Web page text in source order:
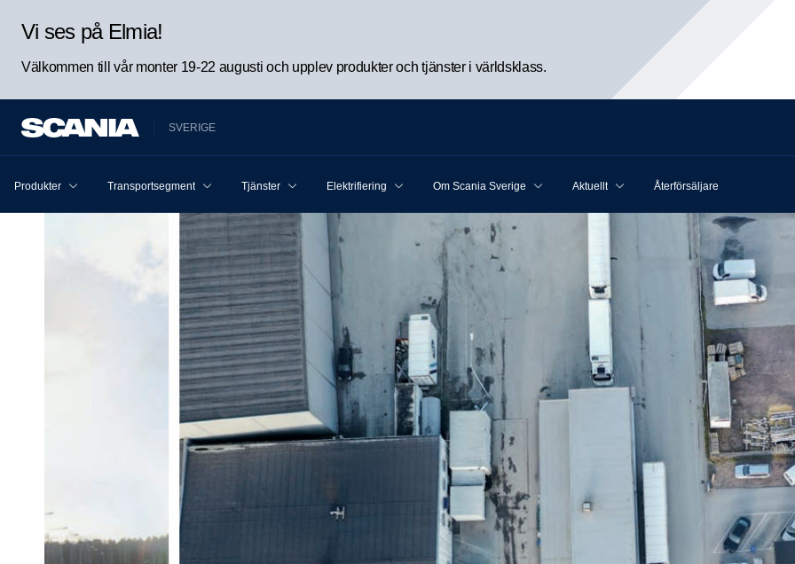
Vi ses på Elmia!
Välkommen till vår monter 19-22 augusti och upplev produkter och tjänster i världsklass.
SVERIGE
Produkter Transportsegment Tjänster Elektrifiering Om Scania Sverige Aktuellt Återförsäljare